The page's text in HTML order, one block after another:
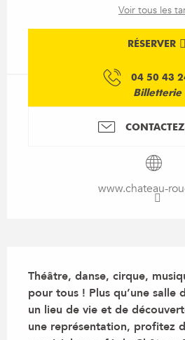
Voir tous les
RÉSERVER
04 50 43
Billetterie
www.chateau-
Théâtre, danse, cirque,
pour tous ! Plus qu’une salle
un lieu de vie et de
une représentation, profitez